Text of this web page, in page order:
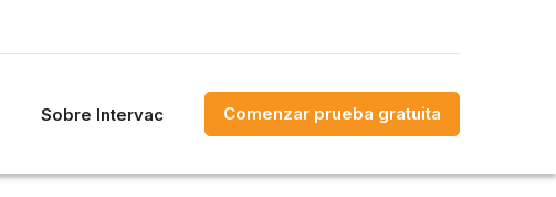
Sobre Intervac Comenzar prueba gratuita